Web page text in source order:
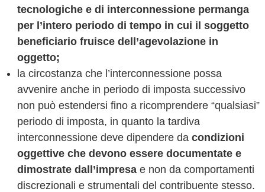
tecnologiche e di interconnessione permanga
per l’intero periodo di tempo in cui il soggetto
beneficiario fruisce dell’agevolazione in
oggetto;
la circostanza che l’interconnessione possa
avvenire anche in periodo di imposta successivo
non può estendersi fino a ricomprendere “qualsiasi”
periodo di imposta, in quanto la tardiva
interconnessione deve dipendere da condizioni
oggettive che devono essere documentate e
dimostrate dall’impresae non da comportamenti
discrezionali e strumentali del contribuente stesso.